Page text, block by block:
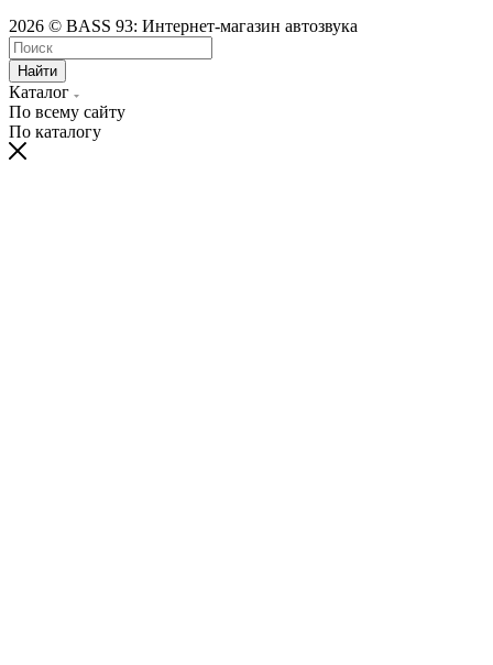
2026 © BASS 93: Интернет-магазин автозвука
Найти
Каталог
По всему сайту
По каталогу